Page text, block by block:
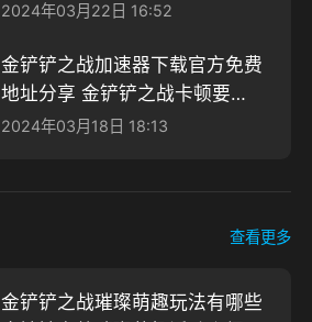
2024年03月22日 16:52
金铲铲之战加速器下载官方免费
地址分享 金铲铲之战卡顿要开
加速器吗
2024年03月18日 18:13
查看更多
金铲铲之战璀璨萌趣玩法有哪些